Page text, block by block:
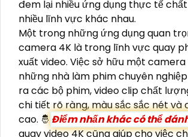
đem lại nhiều ứng dụng thực tế
nhiều lĩnh vực khác nhau.
Một trong những ứng dụng quan
camera 4K là trong lĩnh vực quay
xuất video. Việc sở hữu một camera
những nhà làm phim chuyên
ra các bộ phim, video clip chất
chi tiết rõ ràng, màu sắc sắc nét và
cao. 🤴 Điểm nhấn khác có thể
quay video 4K cũng giúp cho việc